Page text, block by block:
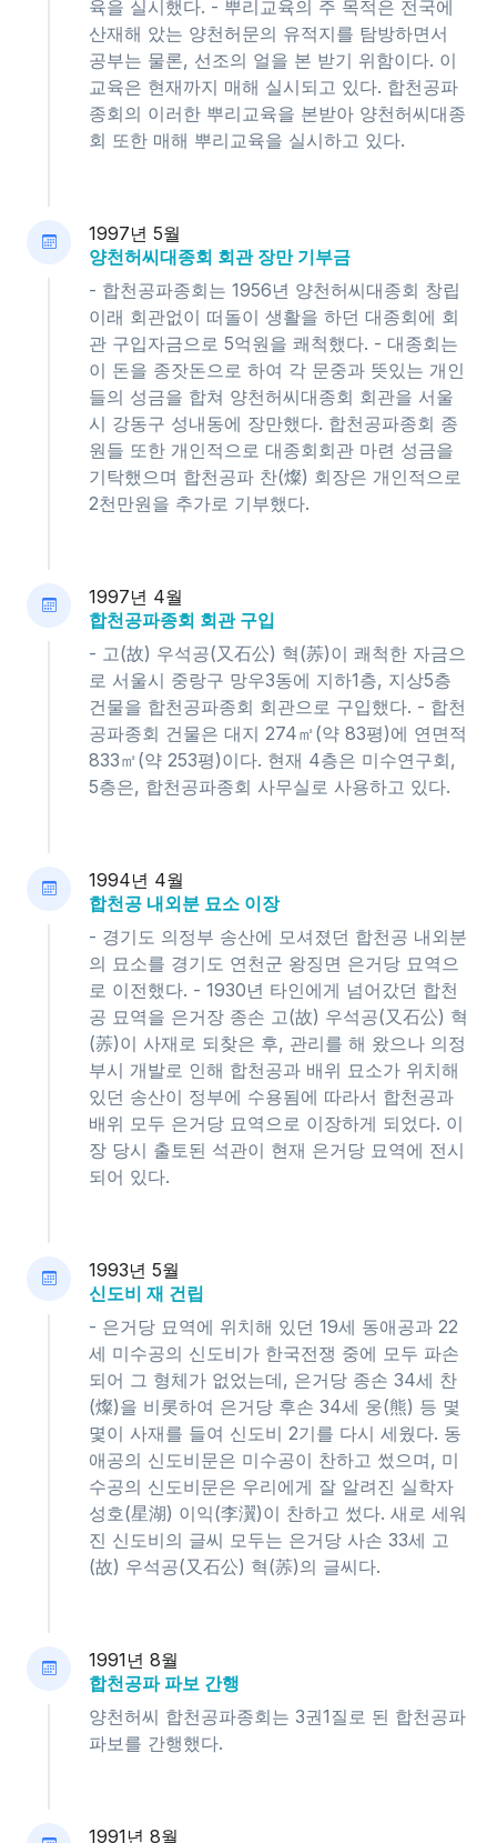
육을 실시했다. - 뿌리교육의 주 목적은 전국에
산재해 았는 양천허문의 유적지를 탐방하면서
공부는 물론, 선조의 얼을 본 받기 위함이다. 이
교육은 현재까지 매해 실시되고 있다. 합천공파
종회의 이러한 뿌리교육을 본받아 양천허씨대종
회 또한 매해 뿌리교육을 실시하고 있다.
1997년 5월
양천허씨대종회 회관 장만 기부금
- 합천공파종회는 1956년 양천허씨대종회 창립
이래 회관없이 떠돌이 생활을 하던 대종회에 회
관 구입자금으로 5억원을 쾌척했다. - 대종회는
이 돈을 종잣돈으로 하여 각 문중과 뜻있는 개인
들의 성금을 합쳐 양천허씨대종회 회관을 서울
시 강동구 성내동에 장만했다. 합천공파종회 종
원들 또한 개인적으로 대종회회관 마련 성금을
기탁했으며 합천공파 찬(燦) 회장은 개인적으로
2천만원을 추가로 기부했다.
1997년 4월
합천공파종회 회관 구입
- 고(故) 우석공(又石公) 혁(䓇)이 쾌척한 자금으
로 서울시 중랑구 망우3동에 지하1층, 지상5층
건물을 합천공파종회 회관으로 구입했다. - 합천
공파종회 건물은 대지 274㎡(약 83평)에 연면적
833㎡(약 253평)이다. 현재 4층은 미수연구회,
5층은, 합천공파종회 사무실로 사용하고 있다.
1994년 4월
합천공 내외분 묘소 이장
- 경기도 의정부 송산에 모셔졌던 합천공 내외분
의 묘소를 경기도 연천군 왕징면 은거당 묘역으
로 이전했다. - 1930년 타인에게 넘어갔던 합천
공 묘역을 은거장 종손 고(故) 우석공(又石公) 혁
(䓇)이 사재로 되찾은 후, 관리를 해 왔으나 의정
부시 개발로 인해 합천공과 배위 묘소가 위치해
있던 송산이 정부에 수용됨에 따라서 합천공과
배위 모두 은거당 묘역으로 이장하게 되었다. 이
장 당시 출토된 석관이 현재 은거당 묘역에 전시
되어 있다.
1993년 5월
신도비 재 건립
- 은거당 묘역에 위치해 있던 19세 동애공과 22
세 미수공의 신도비가 한국전쟁 중에 모두 파손
되어 그 형체가 없었는데, 은거당 종손 34세 찬
(燦)을 비롯하여 은거당 후손 34세 웅(熊) 등 몇
몇이 사재를 들여 신도비 2기를 다시 세웠다. 동
애공의 신도비문은 미수공이 찬하고 썼으며, 미
수공의 신도비문은 우리에게 잘 알려진 실학자
성호(星湖) 이익(李瀷)이 찬하고 썼다. 새로 세워
진 신도비의 글씨 모두는 은거당 사손 33세 고
(故) 우석공(又石公) 혁(䓇)의 글씨다.
1991년 8월
합천공파 파보 간행
양천허씨 합천공파종회는 3권1질로 된 합천공파
파보를 간행했다.
1991년 8월